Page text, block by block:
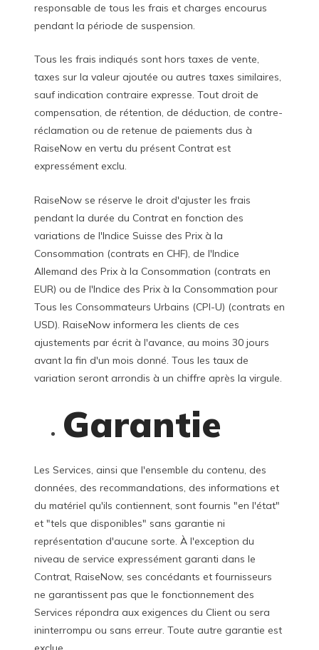
responsable de tous les frais et charges encourus
pendant la période de suspension.
Tous les frais indiqués sont hors taxes de vente,
taxes sur la valeur ajoutée ou autres taxes similaires,
sauf indication contraire expresse. Tout droit de
compensation, de rétention, de déduction, de contre-
réclamation ou de retenue de paiements dus à
RaiseNow en vertu du présent Contrat est
expressément exclu.
RaiseNow se réserve le droit d'ajuster les frais
pendant la durée du Contrat en fonction des
variations de l'Indice Suisse des Prix à la
Consommation (contrats en CHF), de l'Indice
Allemand des Prix à la Consommation (contrats en
EUR) ou de l'Indice des Prix à la Consommation pour
Tous les Consommateurs Urbains (CPI-U) (contrats en
USD). RaiseNow informera les clients de ces
ajustements par écrit à l'avance, au moins 30 jours
avant la fin d'un mois donné. Tous les taux de
variation seront arrondis à un chiffre après la virgule.
Garantie
Les Services, ainsi que l'ensemble du contenu, des
données, des recommandations, des informations et
du matériel qu'ils contiennent, sont fournis "en l'état"
et "tels que disponibles" sans garantie ni
représentation d'aucune sorte. À l'exception du
niveau de service expressément garanti dans le
Contrat, RaiseNow, ses concédants et fournisseurs
ne garantissent pas que le fonctionnement des
Services répondra aux exigences du Client ou sera
ininterrompu ou sans erreur. Toute autre garantie est